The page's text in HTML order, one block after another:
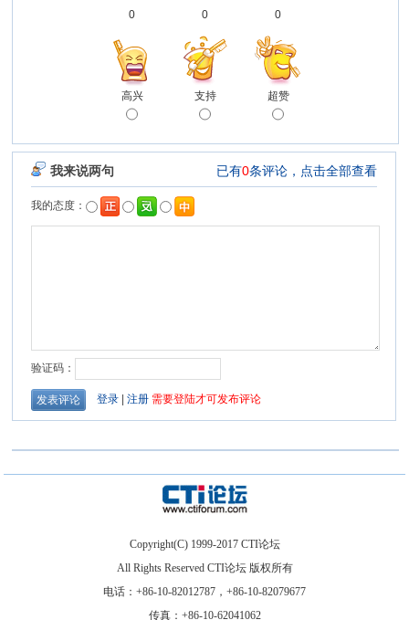
0
高兴
0
支持
0
超赞
Copyright(C) 1999-2017 CTI论坛
All Rights Reserved CTI论坛 版权所有
电话：+86-10-82012787，+86-10-82079677
传真：+86-10-62041062